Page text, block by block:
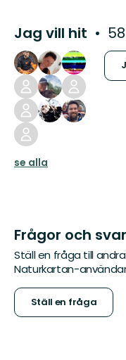
Jag vill hit 58
se alla
Frågor och svar
Ställ en fråga till andra
Naturkartan-
Ställ en fråga